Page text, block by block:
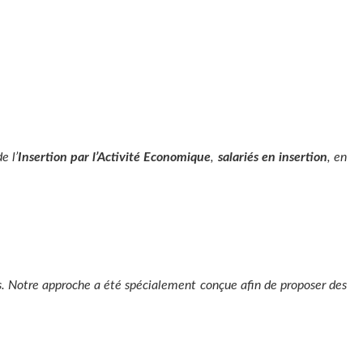
l’Insertion par l’Activité Economique, salariés en insertion, en
approche a été spécialement conçue afin de proposer des